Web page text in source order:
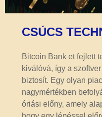
CSÚCS
Bitcoin Bank et fejlett
kiválóvá, így a
biztosít. Egy olyan
nagymértékben
óriási előny, amely